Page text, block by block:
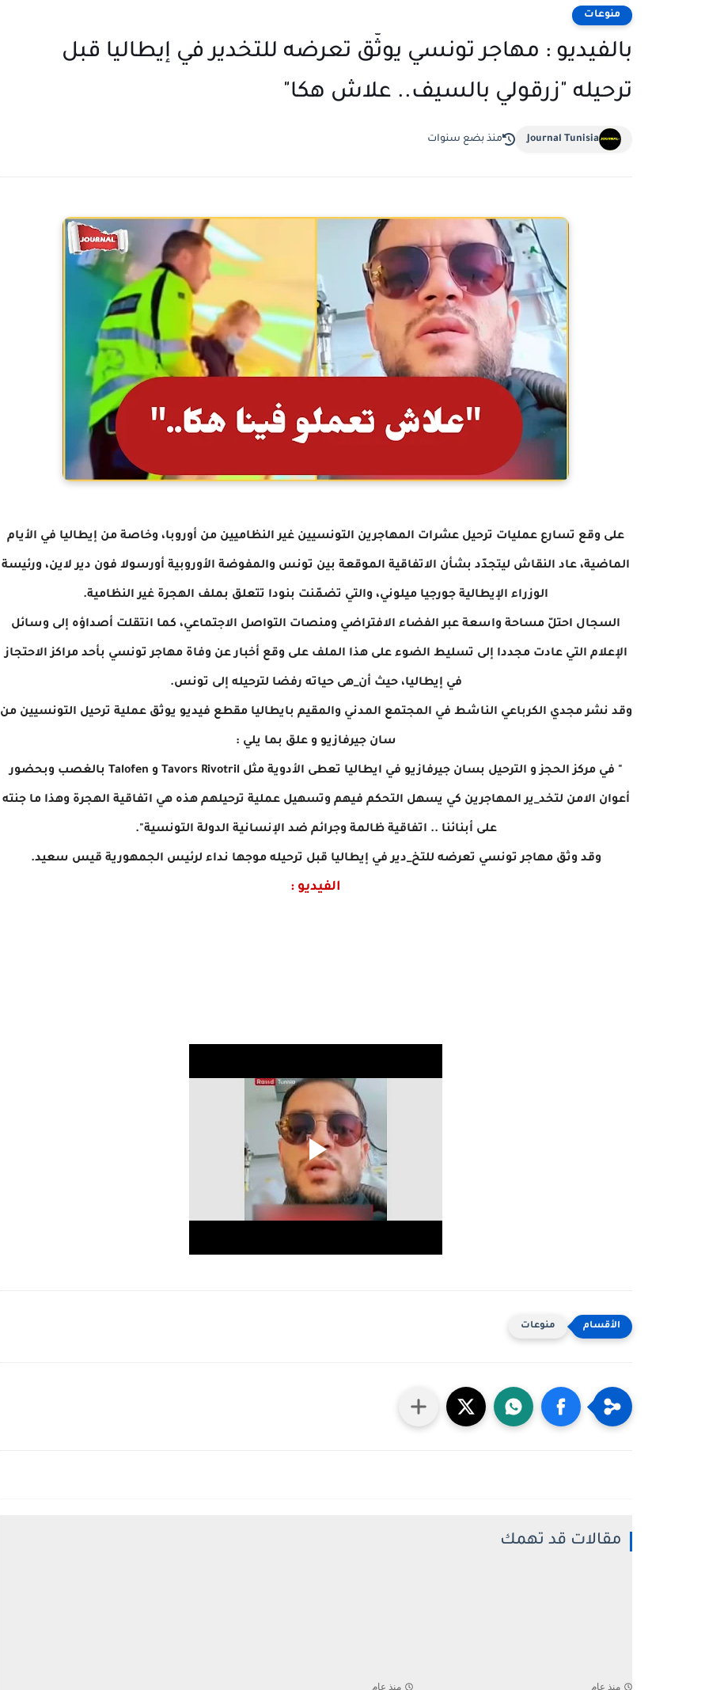
منوعات
بالفيديو : مهاجر تونسي يوثّق تعرضه للتخدير في إيطاليا قبل
ترحيله "زرقولي بالسيف.. علاش هكا"
Journal Tunisia منذ بضع سنوات
على وقع تسارع عمليات ترحيل عشرات المهاجرين التونسيين غير النظاميين من أوروبا، وخاصة من إيطاليا في الأيام
الماضية، عاد النقاش ليتجدّد بشأن الاتفاقية الموقعة بين تونس والمفوضة الأوروبية أورسولا فون دير لاين، ورئيسة
الوزراء الإيطالية جورجيا ميلوني، والتي تضمّنت بنودا تتعلق بملف الهجرة غير النظامية.
السجال احتلّ مساحة واسعة عبر الفضاء الافتراضي ومنصات التواصل الاجتماعي، كما انتقلت أصداؤه إلى وسائل
الإعلام التي عادت مجددا إلى تسليط الضوء على هذا الملف على وقع أخبار عن وفاة مهاجر تونسي بأحد مراكز الاحتجاز
في إيطاليا، حيث أن_هى حياته رفضا لترحيله إلى تونس.
وقد نشر مجدي الكرباعي الناشط في المجتمع المدني والمقيم بايطاليا مقطع فيديو يوثق عملية ترحيل التونسيين من
سان جيرفازيو و علق بما يلي :
" في مركز الحجز و الترحيل بسان جيرفازيو في ايطاليا تعطى الأدوية مثل Tavors Rivotril و Talofen بالغصب وبحضور
أعوان الامن لتخد_ير المهاجرين كي يسهل التحكم فيهم وتسهيل عملية ترحيلهم هذه هي اتفاقية الهجرة وهذا ما جنته
على أبنائنا .. اتفاقية ظالمة وجرائم ضد الإنسانية الدولة التونسية".
وقد وثق مهاجر تونسي تعرضه للتخ_دير في إيطاليا قبل ترحيله موجها نداء لرئيس الجمهورية قيس سعيد.
الفيديو :
منوعات
مقالات قد تهمك
منذ عام منذ عام